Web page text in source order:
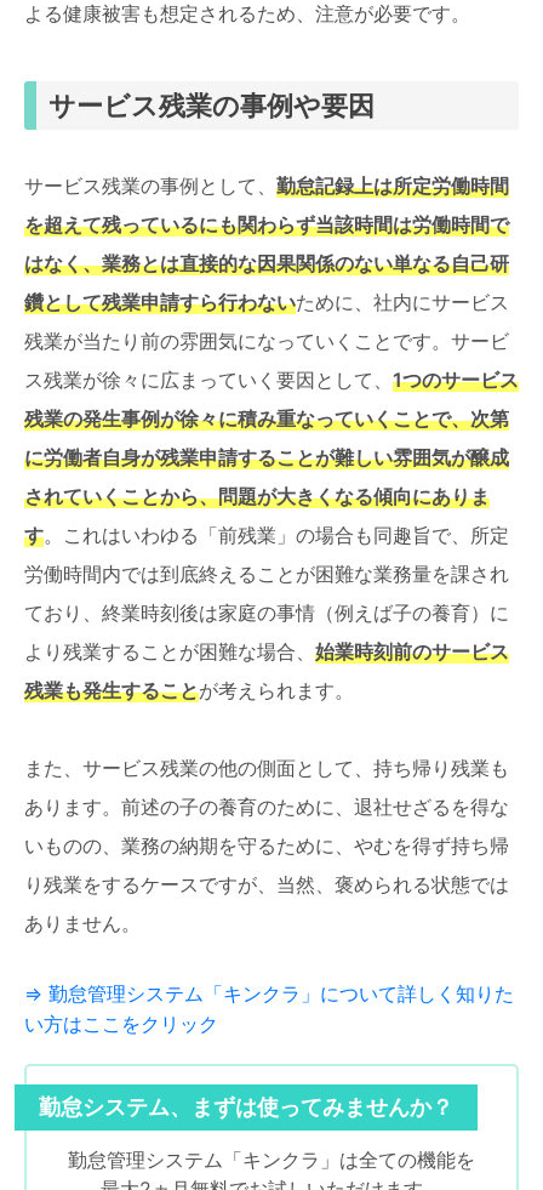
よる健康被害も想定されるため、注意が必要です。
サービス残業の事例や要因
サービス残業の事例として、 勤怠記録上は所定労働時間
を超えて残っているにも関わらず当該時間は労働時間で
はなく、業務とは直接的な因果関係のない単なる自己研
鑽として残業申請すら行わないために、社内にサービス
残業が当たり前の雰囲気になっていくことです。サービ
ス残業が徐々に広まっていく要因として、 1つのサービス
残業の発生事例が徐々に積み重なっていくことで、次第
に労働者自身が残業申請することが難しい雰囲気が醸成
されていくことから、問題が大きくなる傾向にありま
す。これはいわゆる「前残業」の場合も同趣旨で、所定
労働時間内では到底終えることが困難な業務量を課され
ており、終業時刻後は家庭の事情（例えば子の養育）に
より残業することが困難な場合、 始業時刻前のサービス
残業も発生することが考えられます。
また、サービス残業の他の側面として、持ち帰り残業も
あります。前述の子の養育のために、退社せざるを得な
いものの、業務の納期を守るために、やむを得ず持ち帰
り残業をするケースですが、当然、褒められる状態では
ありません。
⇒ 勤怠管理システム「キンクラ」について詳しく知りた
い方はここをクリック
勤怠システム、まずは使ってみませんか？
勤怠管理システム「キンクラ」は全ての機能を